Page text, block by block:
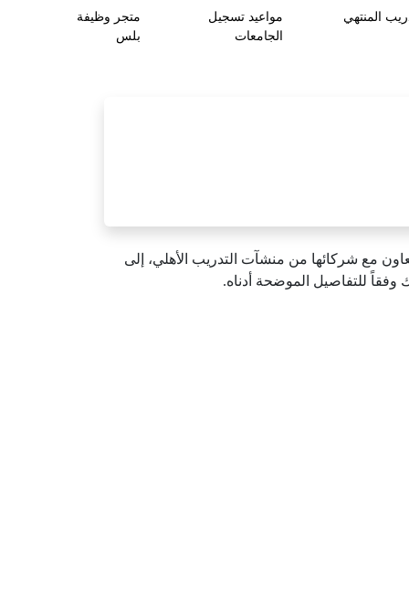
المنتهي
مواعيد تسجيل
الجامعات
متجر وظيفة
بلس
مع شركائها من منشآت التدريب الأهلي، إلى